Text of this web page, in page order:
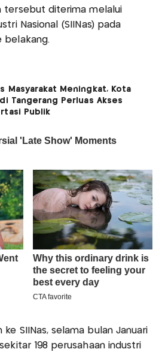
tersebut diterima melalui
Nasional (SIINas) pada
belakang.
Masyarakat Meningkat, Kota
Tangerang Perluas Akses
Publik
SIINas, selama bulan Januari
198 perusahaan industri